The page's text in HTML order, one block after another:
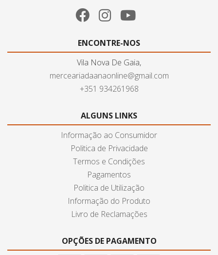
ENCONTRE-NOS
Vila Nova De Gaia,
merceariadaanaonline@gmail.com
+351 934261968
ALGUNS LINKS
Informação ao Consumidor
Politica de Privacidade
Termos e Condições
Pagamentos
Politica de Utilização
Informação do Produto
Livro de Reclamações
OPÇÕES DE PAGAMENTO